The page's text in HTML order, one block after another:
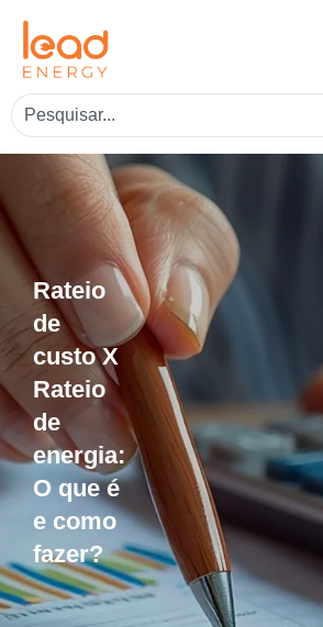
Rateio
de
custo X
Rateio
de
energia:
O que é
e como
fazer?